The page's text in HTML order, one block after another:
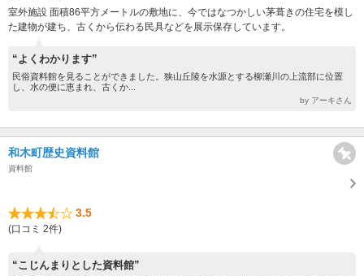
室外施設 面積86平方メートルの敷地に、今ではなつかしい茅葺きの住宅を模し
た建物が建ち、古くから伝わる民具などを展示保存しています。
“よくわかります”
民俗資料館を見ることができました。狭山丘陵を水源とする柳瀬川の上流部に位置
し、水の便に恵まれ、古くか...
by アーキさん
和木町歴史資料館
資料館
3.5
(口コミ 2件)
“こじんまりとした資料館”